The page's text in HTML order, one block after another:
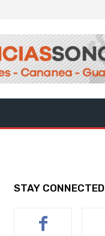
STAY CONNECTED